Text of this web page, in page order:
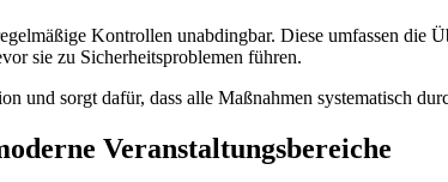
Kontrollen unabdingbar. Diese umfassen
sie zu Sicherheitsproblemen führen.
und sorgt dafür, dass alle Maßnahmen systematisch
Veranstaltungsbereiche